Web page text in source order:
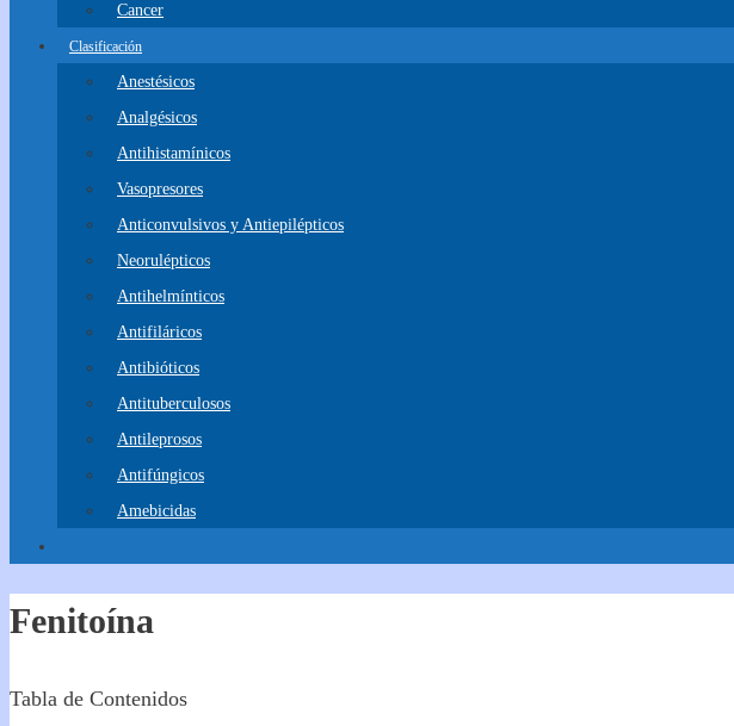
Cancer
Clasificación
Anestésicos
Analgésicos
Antihistamínicos
Vasopresores
Anticonvulsivos y Antiepilépticos
Neorulépticos
Antihelmínticos
Antifiláricos
Antibióticos
Antituberculosos
Antileprosos
Antifúngicos
Amebicidas
Fenitoína
Tabla de Contenidos